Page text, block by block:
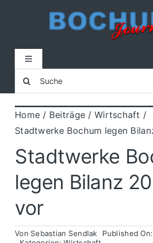
Toggle
Home
Lokal
Blaulicht
Sport
Kultur
Suche
nach:
Home Beiträge
Wirtschaft
Stadtwerke Bochum legen
Stadtwerke
legen Bilanz
vor
Von Sebastian Sendlak
Published